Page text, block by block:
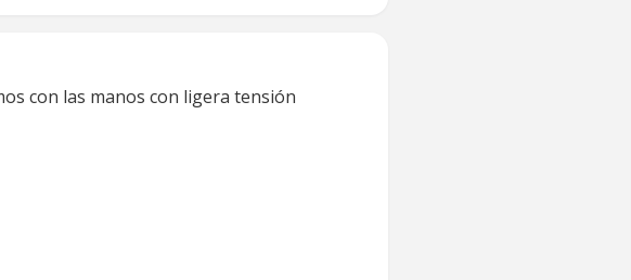
con las manos con ligera tensión